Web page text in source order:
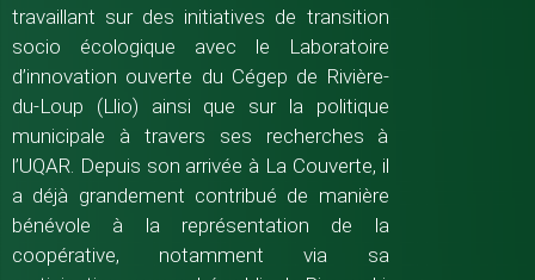
travaillant sur des initiatives de transition
socio écologique avec le Laboratoire
d’innovation ouverte du Cégep de Rivière-
du-Loup (Llio) ainsi que sur la politique
municipale à travers ses recherches à
l’UQAR. Depuis son arrivée à La Couverte, il
a déjà grandement contribué de manière
bénévole à la représentation de la
coopérative, notamment via sa